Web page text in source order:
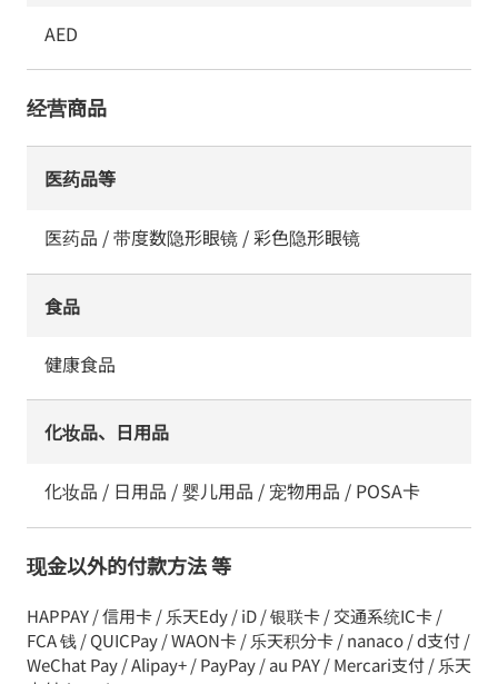
AED
经营商品
医药品等
医药品 / 带度数隐形眼镜 / 彩色隐形眼镜
食品
健康食品
化妆品、日用品
化妆品 / 日用品 / 婴儿用品 / 宠物用品 / POSA卡
现金以外的付款方法 等
HAPPAY / 信用卡 / 乐天Edy / iD / 银联卡 / 交通系统IC卡 /
FCA 钱 / QUICPay / WAON卡 / 乐天积分卡 / nanaco / d支付 /
WeChat Pay / Alipay+ / PayPay / au PAY / Mercari支付 / 乐天